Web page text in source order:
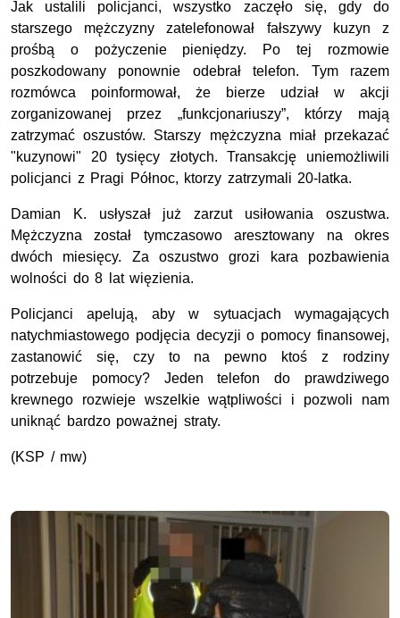
Jak ustalili policjanci, wszystko zaczęło się, gdy do
starszego mężczyzny zatelefonował fałszywy kuzyn z
prośbą o pożyczenie pieniędzy. Po tej rozmowie
poszkodowany ponownie odebrał telefon. Tym razem
rozmówca poinformował, że bierze udział w akcji
zorganizowanej przez „funkcjonariuszy”, którzy mają
zatrzymać oszustów. Starszy mężczyzna miał przekazać
"kuzynowi" 20 tysięcy złotych. Transakcję uniemożliwili
policjanci z Pragi Północ, ktorzy zatrzymali 20-latka.
Damian K. usłyszał już zarzut usiłowania oszustwa.
Mężczyzna został tymczasowo aresztowany na okres
dwóch miesięcy. Za oszustwo grozi kara pozbawienia
wolności do 8 lat więzienia.
Policjanci apelują, aby w sytuacjach wymagających
natychmiastowego podjęcia decyzji o pomocy finansowej,
zastanowić się, czy to na pewno ktoś z rodziny
potrzebuje pomocy? Jeden telefon do prawdziwego
krewnego rozwieje wszelkie wątpliwości i pozwoli nam
uniknąć bardzo poważnej straty.
(KSP / mw)